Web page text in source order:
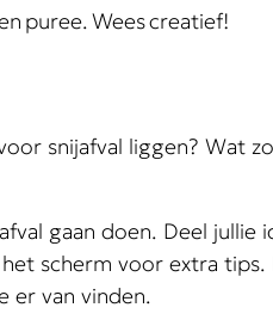
puree. Weescreatief!
snijafval liggen? Wat
gaan doen. Deel
scherm voor extra
er van vinden.